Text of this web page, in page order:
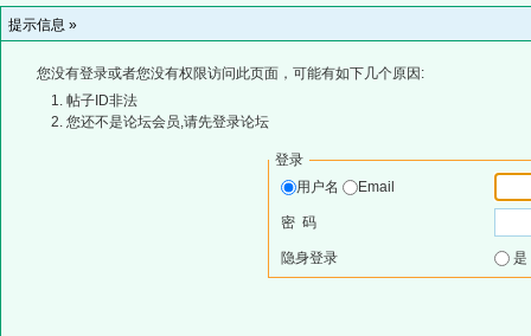
提示信息 »
您没有登录或者您没有权限访问此页面，可能有如下几个原因:
帖子ID非法
您还不是论坛会员,请先登录论坛
登录
用户名
Email
密 码
隐身登录